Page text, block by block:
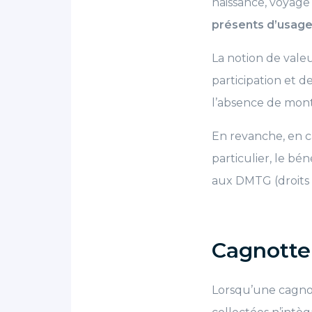
présents d’usage
La notion de
participation et
l’absence de
En revanche, en
particulier, le
aux DMTG
Lorsqu’une